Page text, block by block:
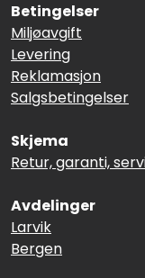
Betingelser
Miljøavgift
Levering
Reklamasjon
Salgsbetingelser
Skjema
Retur, garanti,
Avdelinger
Larvik
Bergen
Maskinvern &
Tilbehør
Kampanjer